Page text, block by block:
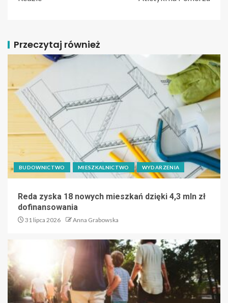
Przeczytaj również
BUDOWNICTWO MIESZKALNICTWO WYDARZENIA
Reda zyska 18 nowych mieszkań dzięki 4,3 mln zł
dofinansowania
31 lipca 2026 Anna Grabowska